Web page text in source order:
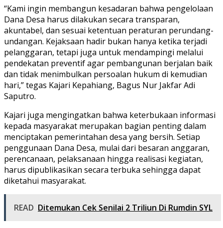
“Kami ingin membangun kesadaran bahwa pengelolaan
Dana Desa harus dilakukan secara transparan,
akuntabel, dan sesuai ketentuan peraturan perundang-
undangan. Kejaksaan hadir bukan hanya ketika terjadi
pelanggaran, tetapi juga untuk mendampingi melalui
pendekatan preventif agar pembangunan berjalan baik
dan tidak menimbulkan persoalan hukum di kemudian
hari,” tegas Kajari Kepahiang, Bagus Nur Jakfar Adi
Saputro.
Kajari juga mengingatkan bahwa keterbukaan informasi
kepada masyarakat merupakan bagian penting dalam
menciptakan pemerintahan desa yang bersih. Setiap
penggunaan Dana Desa, mulai dari besaran anggaran,
perencanaan, pelaksanaan hingga realisasi kegiatan,
harus dipublikasikan secara terbuka sehingga dapat
diketahui masyarakat.
READ Ditemukan Cek Senilai 2 Triliun Di Rumdin SYL